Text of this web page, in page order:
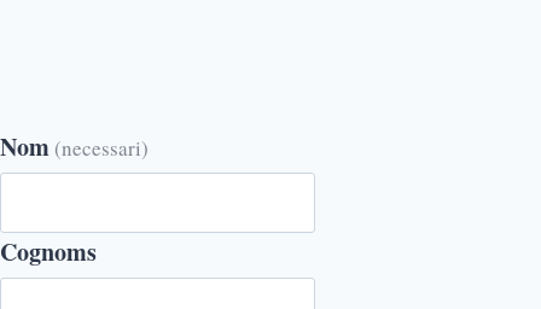
Nom (necessari)
Cognoms